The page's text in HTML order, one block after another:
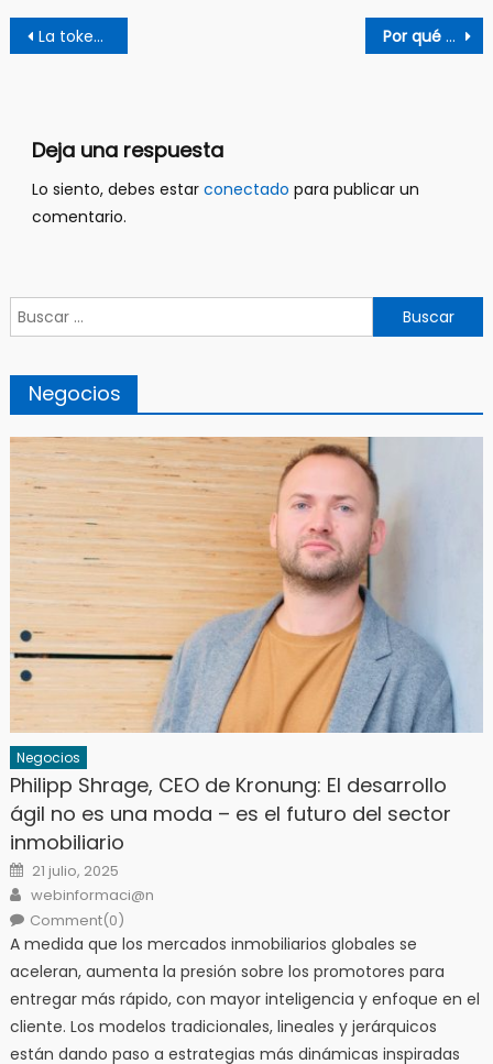
Navegación
de
La tokenización según Kaliza Por qué Gran Ganaría es el destino ideal
Deja una respuesta
Lo siento, debes estar conectado para publicar un
comentario.
Buscar:
Negocios
Negocios
Philipp Shrage, CEO de Kronung: El desarrollo
ágil no es una moda – es el futuro del sector
inmobiliario
Posted
on
21 julio, 2025
Author
webinformaci@n
Comment(0)
A medida que los mercados inmobiliarios globales se
aceleran, aumenta la presión sobre los promotores para
entregar más rápido, con mayor inteligencia y enfoque en el
cliente. Los modelos tradicionales, lineales y jerárquicos
están dando paso a estrategias más dinámicas inspiradas